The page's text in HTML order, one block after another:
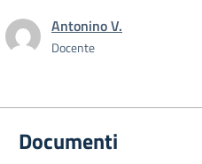
Antonino V.
Docente
Documenti